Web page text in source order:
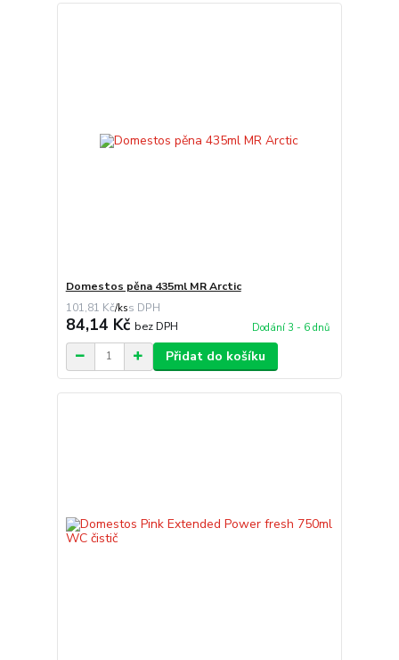
Domestos pěna 435ml MR Arctic
101,81 Kč/ks
84,14 Kč bez DPH Dodání 3 - 6 dnů
Přidat do košíku